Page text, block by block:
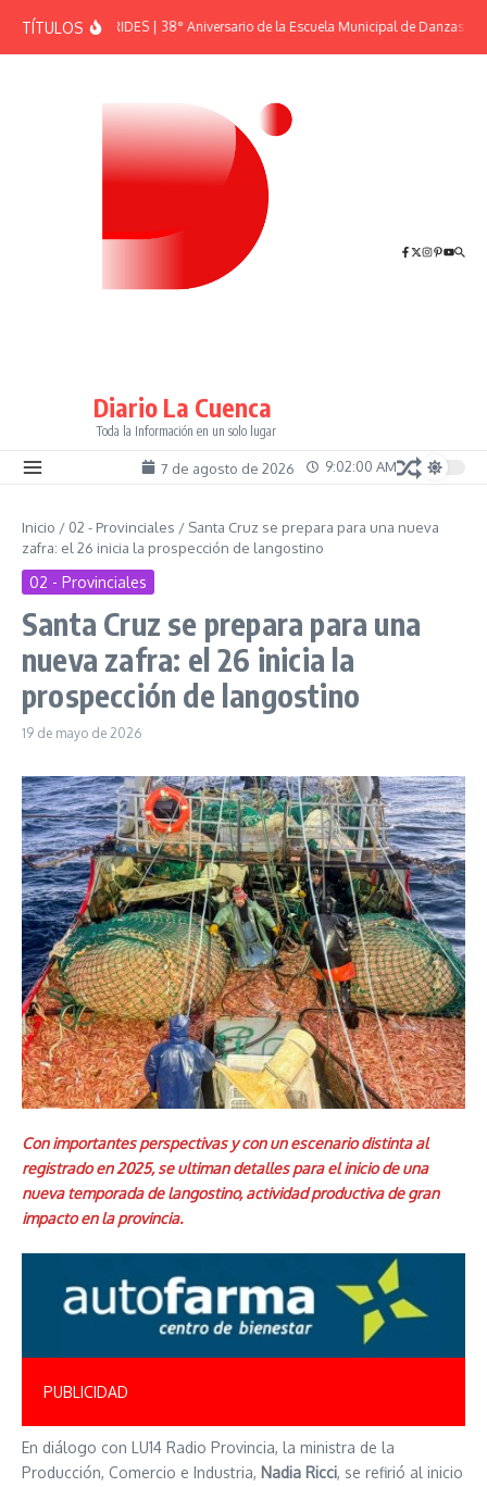
TÍTULOSEFEMÉRIDES | 38° Aniversario de la Escuela Municipal de Danzas “El
Diario La Cuenca
Toda la Información en un solo lugar
7 de agosto de 2026 9:02:00 AM
Inicio / 02 - Provinciales / Santa Cruz se prepara para una nueva
zafra: el 26 inicia la prospección de langostino
02 - Provinciales
Santa Cruz se prepara para una
nueva zafra: el 26 inicia la
prospección de langostino
19 de mayo de 2026
Con importantes perspectivas y con un escenario distinta al
registrado en 2025, se ultiman detalles para el inicio de una
nueva temporada de langostino, actividad productiva de gran
impacto en la provincia.
PUBLICIDAD
En diálogo con LU14 Radio Provincia, la ministra de la
Producción, Comercio e Industria, Nadia Ricci, se refirió al inicio